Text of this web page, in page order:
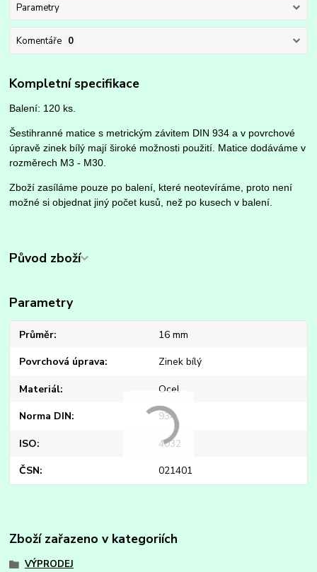
Parametry
Komentáře 0
Kompletní specifikace
Balení: 120 ks.
Šestihranné matice s metrickým závitem DIN 934 a v povrchové
úpravě zinek bílý mají široké možnosti použití. Matice dodáváme v
rozměrech M3 - M30.
Zboží zasíláme pouze po balení, které neotevíráme, proto není
možné si objednat jiný počet kusů, než po kusech v balení.
Původ zboží
Parametry
Průměr 16 mm
Povrchová úprava Zinek bílý
Materiál Ocel
Norma DIN 934
ISO 4032
ČSN 021401
Zboží zařazeno v kategoriích
VÝPRODEJ